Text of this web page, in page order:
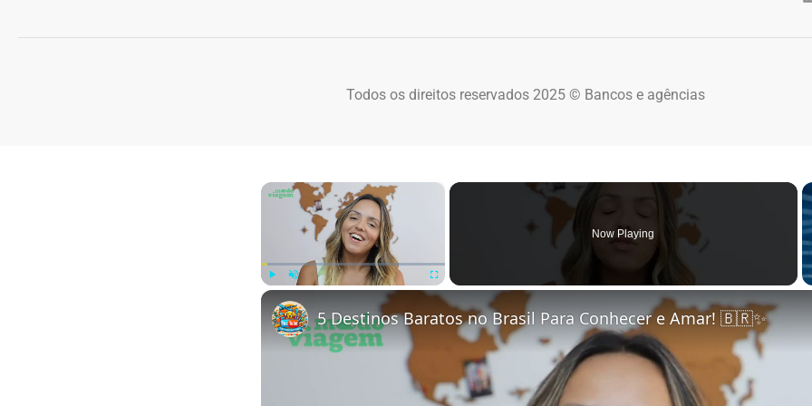
Todos os direitos reservados 2025 © Bancos e agências
×
Fullscreen
Now Playing
5 Destinos Baratos no Brasil Para Conhecer e Amar! 🇧🇷✨